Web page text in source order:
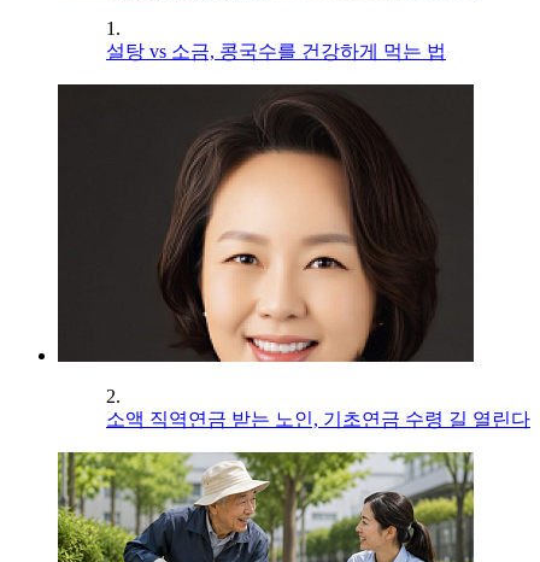
1.
설탕 vs 소금, 콩국수를 건강하게 먹는 법
2.
소액 직역연금 받는 노인, 기초연금 수령 길 열린다